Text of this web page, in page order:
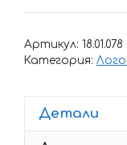
Артикул: 18.01.078
Категория:
Детали